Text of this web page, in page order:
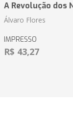
A Revolução dos
Álvaro Flores
IMPRESSO
R$ 43,27